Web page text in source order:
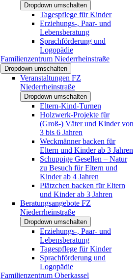
Dropdown umschalten
Tagespflege für Kinder
Erziehungs-, Paar- und
Lebensberatung
Sprachförderung und
Logopädie
Familienzentrum Niederrheinstraße
Dropdown umschalten
Veranstaltungen FZ
Niederrheinstraße
Dropdown umschalten
Eltern-Kind-Turnen
Holzwerk-Projekte für
(Groß-) Väter und Kinder von
3 bis 6 Jahren
Weckmänner backen für
Eltern und Kinder ab 3 Jahren
Schuppige Gesellen – Natur
zu Besuch für Eltern und
Kinder ab 4 Jahren
Plätzchen backen für Eltern
und Kinder ab 3 Jahren
Beratungsangebote FZ
Niederrheinstraße
Dropdown umschalten
Erziehungs-, Paar- und
Lebensberatung
Tagespflege für Kinder
Sprachförderung und
Logopädie
Familienzentrum Oberkassel